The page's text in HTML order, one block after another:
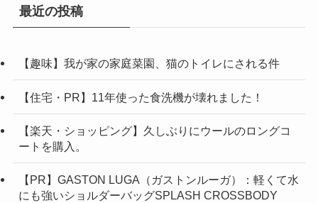
最近の投稿
【趣味】我が家の家庭菜園、猫のトイレにされる件
【住宅・PR】11年使った食洗機が壊れました！
【楽天・ショッピング】久しぶりにウールのロングコ
ートを購入。
【PR】GASTON LUGA（ガストンルーガ）：軽くて水
にも強いショルダーバッグSPLASH CROSSBODY